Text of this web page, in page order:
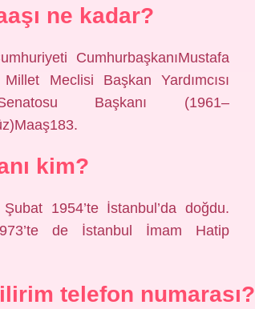
ne kadar?
CumhurbaşkanıMustafa
Meclisi Başkan Yardımcısı
Başkanı (1961–
kim?
1954’te İstanbul’da doğdu.
de İstanbul İmam Hatip
telefon numarası?